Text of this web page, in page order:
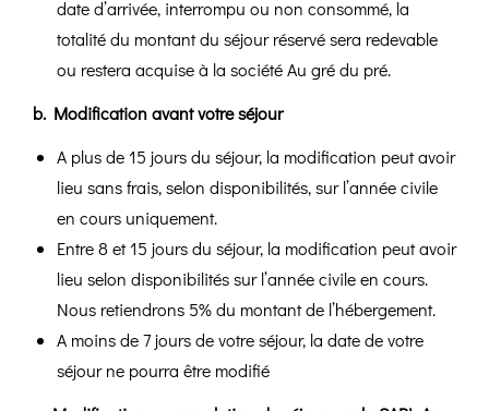
date d’arrivée, interrompu ou non consommé, la
totalité du montant du séjour réservé sera redevable
ou restera acquise à la société Au gré du pré.
b. Modification avant votre séjour
A plus de 15 jours du séjour, la modification peut avoir
lieu sans frais, selon disponibilités, sur l’année civile
en cours uniquement.
Entre 8 et 15 jours du séjour, la modification peut avoir
lieu selon disponibilités sur l’année civile en cours.
Nous retiendrons 5% du montant de l’hébergement.
A moins de 7 jours de votre séjour, la date de votre
séjour ne pourra être modifié